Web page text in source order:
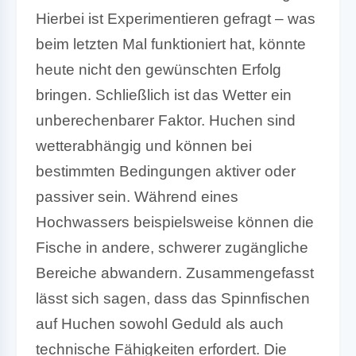
Hierbei ist Experimentieren gefragt – was
beim letzten Mal funktioniert hat, könnte
heute nicht den gewünschten Erfolg
bringen. Schließlich ist das Wetter ein
unberechenbarer Faktor. Huchen sind
wetterabhängig und können bei
bestimmten Bedingungen aktiver oder
passiver sein. Während eines
Hochwassers beispielsweise können die
Fische in andere, schwerer zugängliche
Bereiche abwandern. Zusammengefasst
lässt sich sagen, dass das Spinnfischen
auf Huchen sowohl Geduld als auch
technische Fähigkeiten erfordert. Die